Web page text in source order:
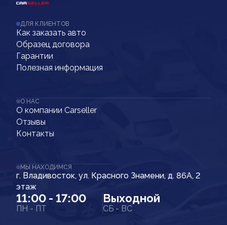
ДЛЯ КЛИЕНТОВ
Как заказать авто
Образец договора
Гарантии
Полезная информация
О НАС
О компании Carseller
Отзывы
Контакты
МЫ НАХОДИМСЯ
г. Владивосток, ул. Красного Знамени, д. 86А, 2
этаж
11:00 - 17:00
ПН - ПТ
Выходной
СБ - ВС